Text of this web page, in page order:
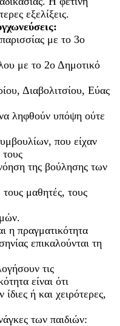
εξελίξεις.
με το 3ο
με το 2ο Δημοτικό
Διαβολιτσίου, Εύας
ληφθούν υπόψη ούτε
που είχαν
της βούλησης των
μαθητές, τους
η πραγματικότητα
επικαλούνται τη
τις
είναι ότι
ή και χειρότερες,
των παιδιών: